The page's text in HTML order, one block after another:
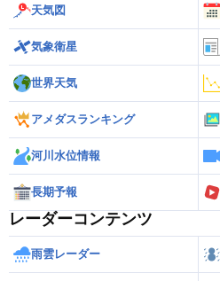
天気図
気象衛星
世界天気
アメダスランキング
河川水位情報
長期予報
レーダーコンテンツ
雨雲レーダー